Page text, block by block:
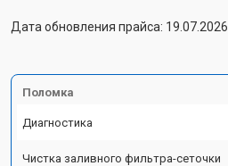
Дата обновления прайса: 19.07.2026
Поломка
Диагностика
Чистка заливного фильтра-сеточки